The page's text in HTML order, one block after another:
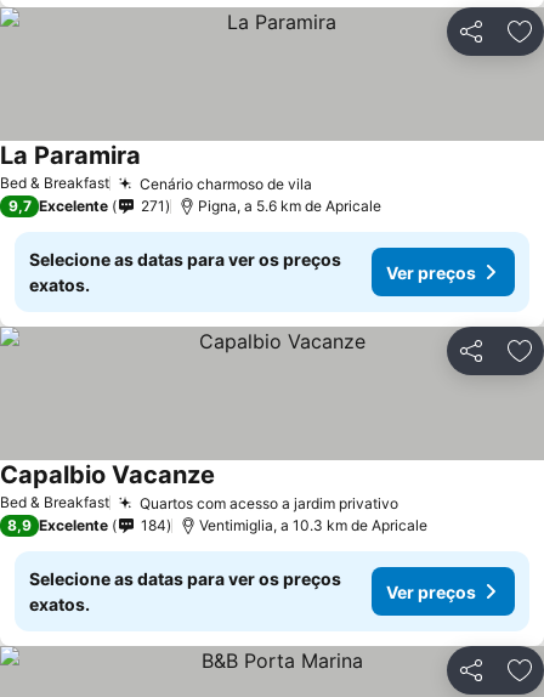
Partilhar
Bed & Breakfast Cenário charmoso de vila
La Paramira
9,7 Excelente 271 Pigna, a 5.6 km de Apricale
Selecione as datas para ver os preços
exatos.
Ver preços
Partilhar
Bed & Breakfast Quartos com acesso a jardim privativo
Capalbio Vacanze
8,9 Excelente 184 Ventimiglia, a 10.3 km de Apricale
Selecione as datas para ver os preços
exatos.
Ver preços
Partilhar